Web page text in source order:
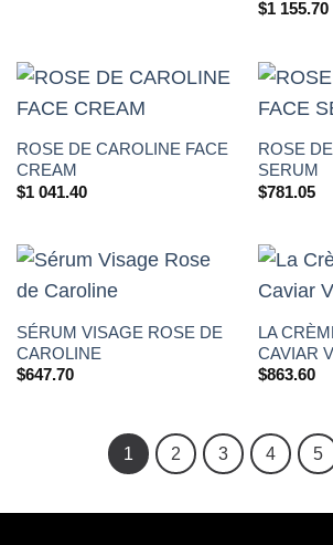
$1 155.70
ROSE DE CAROLINE FACE
CREAM
$1 041.40
ROSE
SERUM
$781.05
SÉRUM VISAGE ROSE DE
CAROLINE
$647.70
LA
CAVIAR
$863.60
1 2 3 4 5